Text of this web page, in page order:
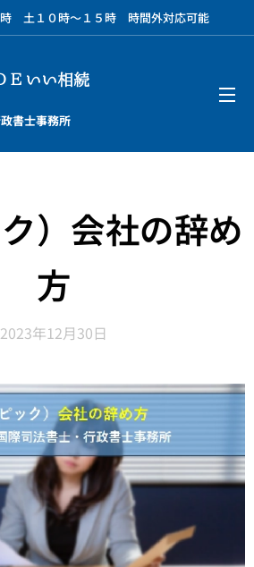
時 土１０時～１５時 時間外対応可能
Ｅいい相続
書士事務所
ク）会社の辞め
方
2023年12月30日